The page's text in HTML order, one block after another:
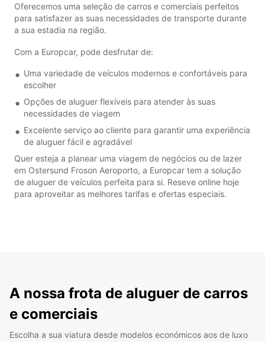
Oferecemos uma seleção de carros e comerciais perfeitos
para satisfazer as suas necessidades de transporte durante
a sua estadia na região.
Com a Europcar, pode desfrutar de:
Uma variedade de veículos modernos e confortáveis para
escolher
Opções de aluguer flexíveis para atender às suas
necessidades de viagem
Excelente serviço ao cliente para garantir uma experiência
de aluguer fácil e agradável
Quer esteja a planear uma viagem de negócios ou de lazer
em Ostersund Froson Aeroporto, a Europcar tem a solução
de aluguer de veículos perfeita para si. Reseve online hoje
para aproveitar as melhores tarifas e ofertas especiais.
A nossa frota de aluguer de carros
e comerciais
Escolha a sua viatura desde modelos económicos aos de luxo